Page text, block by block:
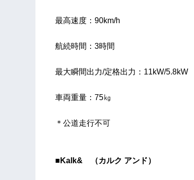
最高速度：90km/h
航続時間：3時間
最大瞬間出力/定格出力：11kW/5.8kW
車両重量：75㎏
＊公道走行不可
■Kalk& （カルク アンド）